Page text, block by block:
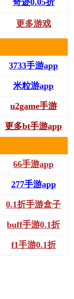
奇迹0.05折
更多游戏
3733手游app
米粒游app
u2game手游
更多bt手游app
66手游app
277手游app
0.1折手游盒子
buff手游0.1折
f1手游0.1折